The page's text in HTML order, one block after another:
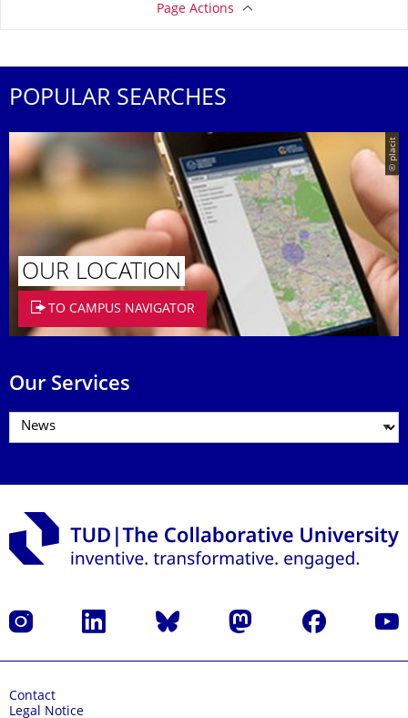
Page Actions
POPULAR SEARCHES
© placit
OUR LOCATION
TO CAMPUS NAVIGATOR
Our Services
Instagram LinkedIn Bluesky Mastodon Facebook
Contact
Legal Notice